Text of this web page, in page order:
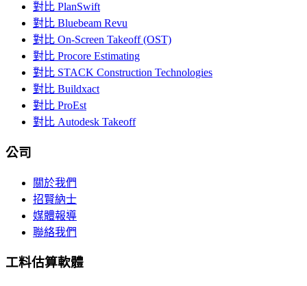
對比 PlanSwift
對比 Bluebeam Revu
對比 On-Screen Takeoff (OST)
對比 Procore Estimating
對比 STACK Construction Technologies
對比 Buildxact
對比 ProEst
對比 Autodesk Takeoff
公司
關於我們
招賢納士
媒體報導
聯絡我們
工料估算軟體